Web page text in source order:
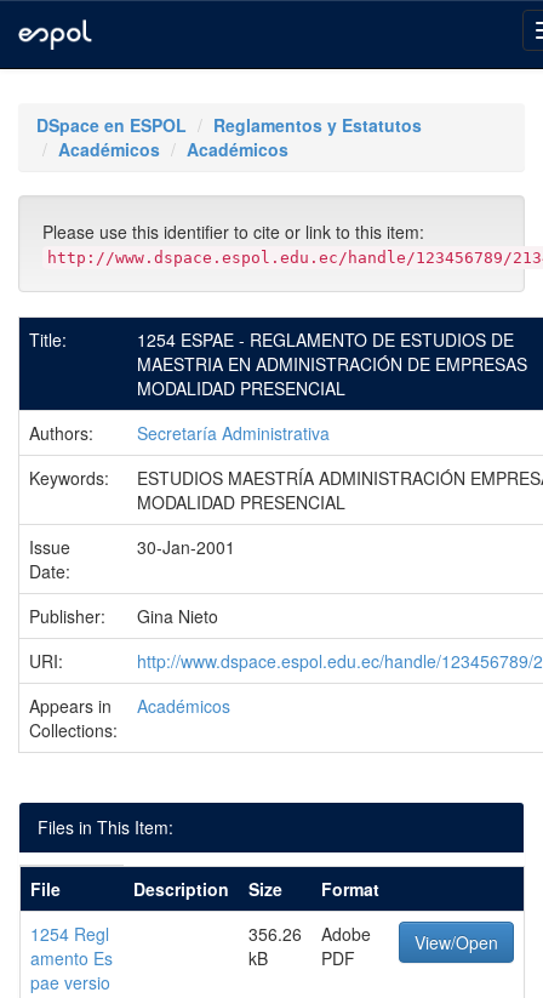
navigationDSpace en ESPOL
Reglamentos y Estatutos
Académicos
Académicos
Please use this identifier to cite or link to this item:
http://www.dspace.espol.edu.ec/handle/123456789/
Title:
1254 ESPAE - REGLAMENTO DE ESTUDIOS DE
MAESTRIA EN ADMINISTRACIÓN DE EMPRESAS
MODALIDAD PRESENCIAL
Authors:
Secretaría Administrativa
Keywords:
ESTUDIOS MAESTRÍA ADMINISTRACIÓN
MODALIDAD PRESENCIAL
Issue
Date:
30-Jan-2001
Publisher:
Gina Nieto
URI:
http://www.dspace.espol.edu.ec/handle/123456789/
Appears in
Collections:
Académicos
Files in This Item:
File Description Size
Format
1254 Regl
amento Es
pae versio
356.26
kB
Adobe
PDF
View/Open